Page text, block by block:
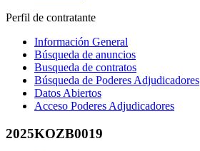
Perfil de contratante
Información General
Búsqueda de anuncios
Busqueda de contratos
Búsqueda de Poderes Adjudicadores
Datos Abiertos
Acceso Poderes Adjudicadores
2025KOZB0019